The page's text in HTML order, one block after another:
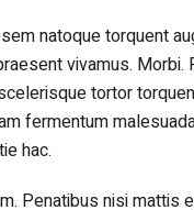
natoque torquent
vivamus.
tortor
fermentum
hac.
Penatibus nisi mattis